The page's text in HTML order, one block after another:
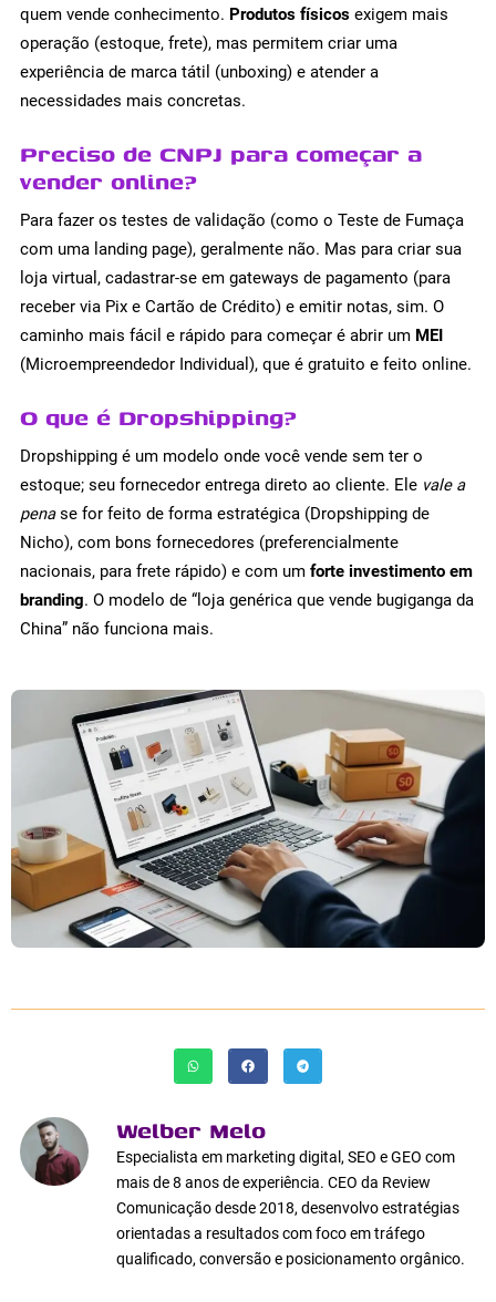
quem vende conhecimento. Produtos físicos exigem mais
operação (estoque, frete), mas permitem criar uma
experiência de marca tátil (unboxing) e atender a
necessidades mais concretas.
Preciso de CNPJ para começar a
vender online?
Para fazer os testes de validação (como o Teste de Fumaça
com uma landing page), geralmente não. Mas para criar sua
loja virtual, cadastrar-se em gateways de pagamento (para
receber via Pix e Cartão de Crédito) e emitir notas, sim. O
caminho mais fácil e rápido para começar é abrir um MEI
(Microempreendedor Individual), que é gratuito e feito online.
O que é Dropshipping?
Dropshipping é um modelo onde você vende sem ter o
estoque; seu fornecedor entrega direto ao cliente. Ele vale a
penase for feito de forma estratégica (Dropshipping de
Nicho), com bons fornecedores (preferencialmente
nacionais, para frete rápido) e com um forte investimento em
branding. O modelo de “loja genérica que vende bugiganga da
China” não funciona mais.
Welber Melo
Especialista em marketing digital, SEO e GEO com
mais de 8 anos de experiência. CEO da Review
Comunicação desde 2018, desenvolvo estratégias
orientadas a resultados com foco em tráfego
qualificado, conversão e posicionamento orgânico.